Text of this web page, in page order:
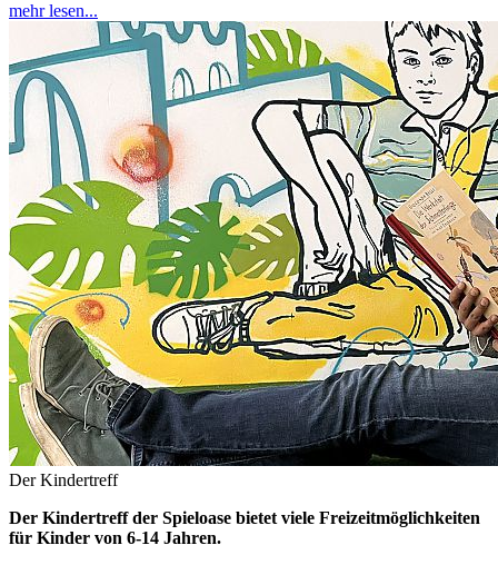
mehr lesen...
Der Kindertreff
Der Kindertreff der Spieloase bietet viele Freizeitmöglichkeiten
für Kinder von 6-14 Jahren.